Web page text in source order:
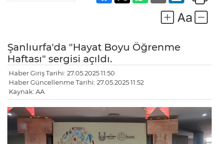
Şanlıurfa'da "Hayat Boyu Öğrenme
Haftası" sergisi açıldı.
Haber Giriş Tarihi: 27.05.2025 11:50
Haber Güncellenme Tarihi: 27.05.2025 11:52
Kaynak: AA